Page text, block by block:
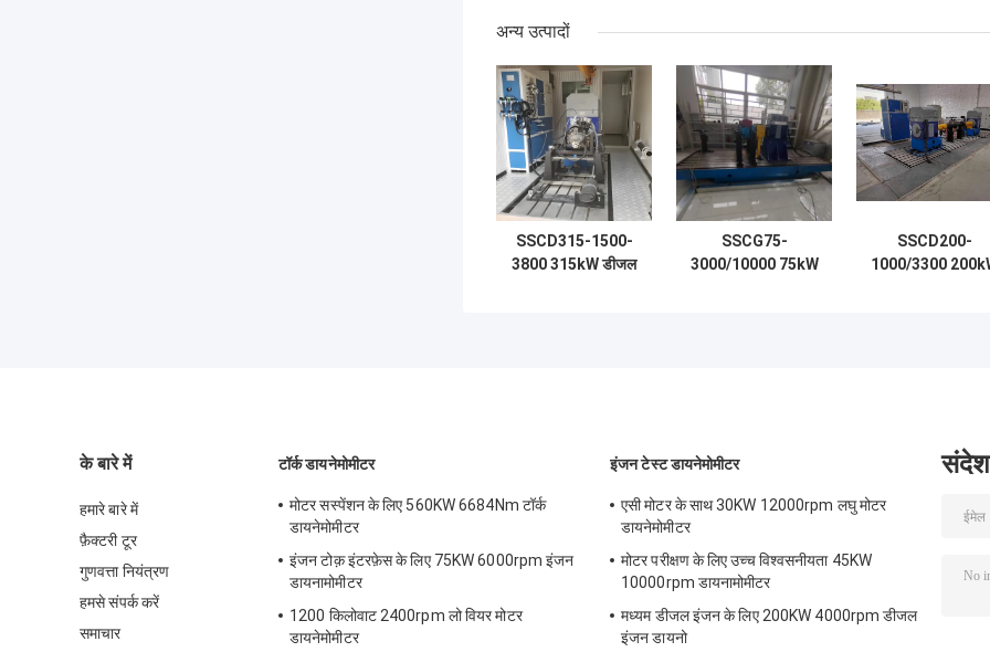
अन्य उत्पादों
SSCD315-1500-
3800 315kW डीजल
SSCG75-
3000/10000 75kW
SSCD200-
1000/3300
के बारे में
हमारे बारे में
फ़ैक्टरी टूर
गुणवत्ता नियंत्रण
हमसे संपर्क करें
समाचार
टॉर्क डायनेमोमीटर
मोटर सस्पेंशन के लिए 560KW 6684Nm टॉर्क
डायनेमोमीटर
इंजन टोक़ इंटरफ़ेस के लिए 75KW 6000rpm इंजन
डायनामोमीटर
1200 किलोवाट 2400rpm लो वियर मोटर
डायनेमोमीटर
इंजन टेस्ट डायनेमोमीटर
एसी मोटर के साथ 30KW 12000rpm लघु मोटर
डायनेमोमीटर
मोटर परीक्षण के लिए उच्च विश्वसनीयता 45KW
10000rpm डायनामोमीटर
मध्यम डीजल इंजन के लिए 200KW 4000rpm डीजल
इंजन डायनो
संदेश